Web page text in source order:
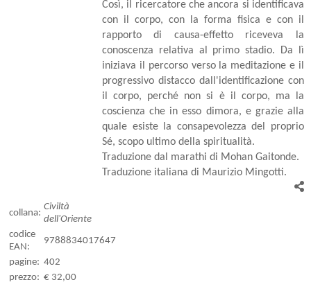
Così, il ricercatore che ancora si identificava
con il corpo, con la forma fisica e con il
rapporto di causa-effetto riceveva la
conoscenza relativa al primo stadio. Da lì
iniziava il percorso verso la meditazione e il
progressivo distacco dall'identificazione con
il corpo, perché non si è il corpo, ma la
coscienza che in esso dimora, e grazie alla
quale esiste la consapevolezza del proprio
Sé, scopo ultimo della spiritualità.
Traduzione dal marathi di Mohan Gaitonde.
Traduzione italiana di Maurizio Mingotti.
collana:
Civiltà
dell'Oriente
codice
EAN:
9788834017647
pagine: 402
prezzo: € 32,00